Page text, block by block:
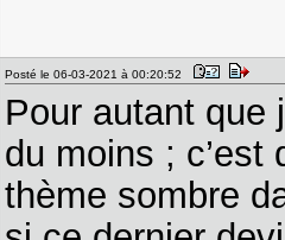
Posté le 06-03-2021 à 00:20:52
Pour autant que
du moins ; c’est
thème sombre